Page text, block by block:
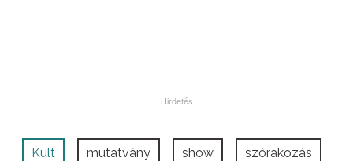
Kult mutatvány show szórakozás